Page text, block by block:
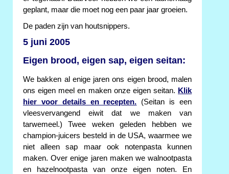
geplant, maar die moet nog een paar jaar groeien.
De paden zijn van houtsnippers.
5 juni 2005
Eigen brood, eigen sap, eigen seitan:
We bakken al enige jaren ons eigen brood, malen
ons eigen meel en maken onze eigen seitan. Klik
hier voor details en recepten. (Seitan is een
vleesvervangend eiwit dat we maken van
tarwemeel.) Twee weken geleden hebben we
champion-juicers besteld in de USA, waarmee we
niet alleen sap maar ook notenpasta kunnen
maken. Over enige jaren maken we walnootpasta
en hazelnootpasta van onze eigen noten. En